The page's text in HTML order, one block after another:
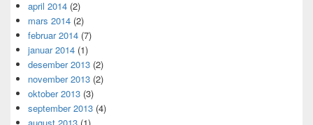
april 2014 (2)
mars 2014 (2)
februar 2014 (7)
januar 2014 (1)
desember 2013 (2)
november 2013 (2)
oktober 2013 (3)
september 2013 (4)